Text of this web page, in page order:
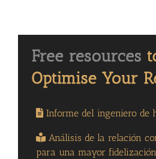
Informe del ingeniero de
Análisis de la relación
para una mayor